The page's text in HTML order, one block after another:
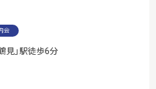
会
見」駅徒歩6分